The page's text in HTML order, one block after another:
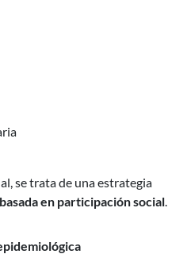
se trata de una estrategia
en participación social